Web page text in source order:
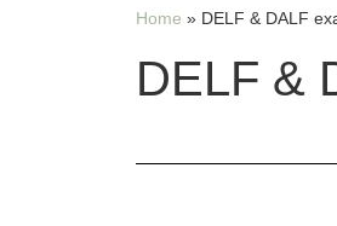
Home » DELF & DALF
DELF &